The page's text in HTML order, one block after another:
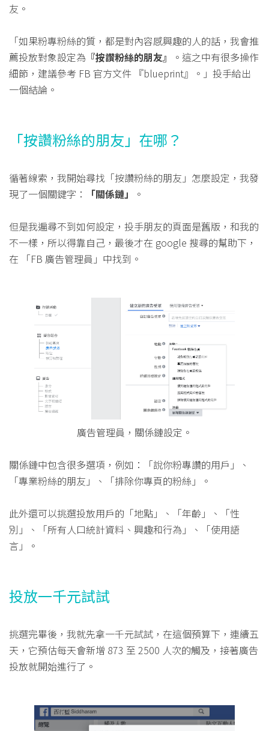
友。
「如果粉專粉絲的質，都是對內容感興趣的人的話，我會推
薦投放對象設定為 『按讚粉絲的朋友』
。這之中有很多操作
細節，建議參考 FB 官方文件 『blueprint』。」投手給出
一個結論。
「按讚粉絲的朋友」在哪？
循著線索，我開始尋找「按讚粉絲的朋友」怎麼設定，我發
現了一個關鍵字：
「關係鏈」 。
但是我遍尋不到如何設定，投手朋友的頁面是舊版，和我的
不一樣，所以得靠自己，最後才在 google 搜尋的幫助下，
在 「FB 廣告管理員」中找到。
廣告管理員，關係鏈設定。
關係鏈中包含很多選項，例如：「說你粉專讚的用戶」、
「專業粉絲的朋友」、「排除你專頁的粉絲」。
此外還可以挑選投放用戶的「地點」、「年齡」、「性
別」、「所有人口統計資料、興趣和行為」、「使用語
言」。
投放一千元試試
挑選完畢後，我就先拿一千元試試，在這個預算下，連續五
天，它預估每天會新增 873 至 2500 人次的觸及，接著廣告
投放就開始進行了。